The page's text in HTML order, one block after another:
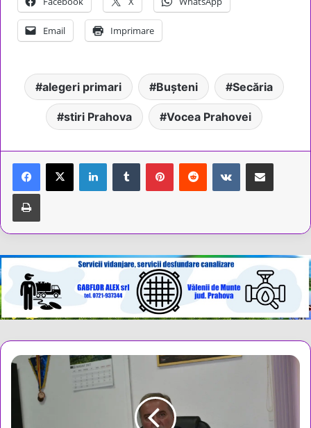
Email Imprimare
alegeri primari Bușteni Secăria
stiri Prahova Vocea Prahovei
LinkedInTumblr PinterestReddit VKontakteShare via Email
Tipărește
Schimbări
majore
conducerea
CSM